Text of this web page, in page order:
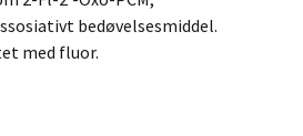
€650.00
bedøvelsesmiddel.
med fluor.